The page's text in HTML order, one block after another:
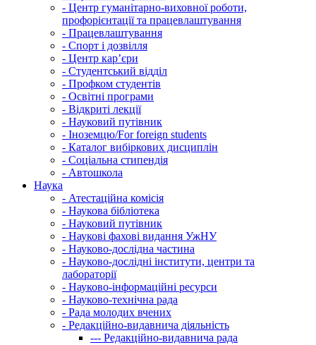
- Центр гуманітарно-виховної роботи,
профорієнтації та працевлаштування
- Працевлаштування
- Спорт і дозвілля
- Центр кар’єри
- Студентський відділ
- Профком студентів
- Освітні програми
- Відкриті лекції
- Науковий путівник
- Іноземцю/For foreign students
- Каталог вибіркових дисциплін
- Соціальна стипендія
- Автошкола
Наука
- Атестаційна комісія
- Наукова бібліотека
- Науковий путівник
- Наукові фахові видання УжНУ
- Науково-дослідна частина
- Науково-дослідні інститути, центри та
лабораторії
- Науково-інформаційні ресурси
- Науково-технічна рада
- Рада молодих вчених
- Редакційно-видавнича діяльність
--- Редакційно-видавнича рада